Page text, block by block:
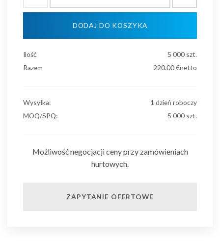
DODAJ DO KOSZYKA
Ilość 5 000 szt.
Razem
220.00€netto
Wysyłka:
1 dzień roboczy
MOQ/SPQ:
5 000 szt.
Możliwość negocjacji ceny przy zamówieniach
hurtowych.
ZAPYTANIE OFERTOWE